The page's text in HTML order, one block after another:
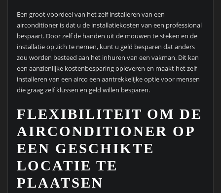
Een groot voordeel van het zelf installeren van een
airconditioner is dat u de installatiekosten van een professional
bespaart. Door zelf de handen uit de mouwen te steken en de
installatie op zich te nemen, kunt u geld besparen dat anders
zou worden besteed aan het inhuren van een vakman. Dit kan
een aanzienlijke kostenbesparing opleveren en maakt het zelf
installeren van een airco een aantrekkelijke optie voor mensen
die graag zelf klussen en geld willen besparen.
FLEXIBILITEIT OM DE
AIRCONDITIONER OP
EEN GESCHIKTE
LOCATIE TE
PLAATSEN